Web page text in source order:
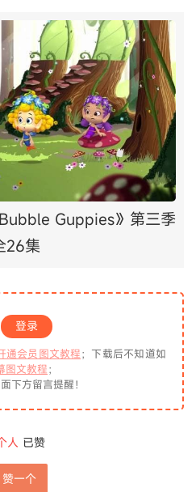
Guppies》第三季
26集
登录
通会员图文教程；下载后不知道如
图文教程；
下方留言提醒！
人 已赞
赞一个